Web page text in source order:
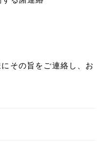
その旨をご連絡し、お